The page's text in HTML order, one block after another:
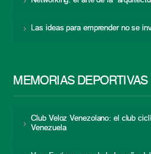
Las ideas para emprender no se
MEMORIAS DEPORTIVAS
Club Veloz Venezolano: el club
Venezuela